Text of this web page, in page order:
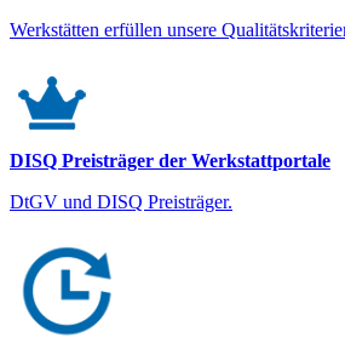
Werkstätten erfüllen unsere
DISQ Preisträger der Werkstattportale
DtGV und DISQ Preisträger.